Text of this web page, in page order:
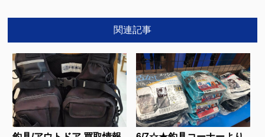
関連記事